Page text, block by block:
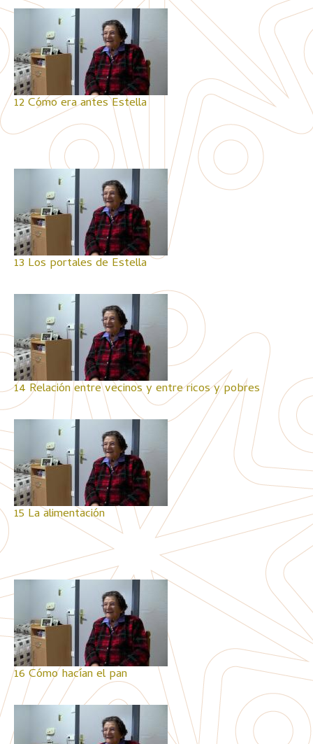
12 Cómo era antes Estella
13 Los portales de Estella
14 Relación entre vecinos y entre ricos y pobres
15 La alimentación
16 Cómo hacían el pan